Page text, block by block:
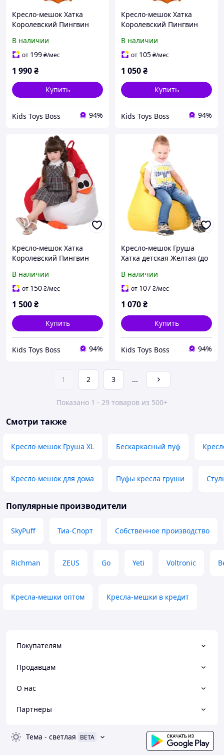
Кресло-мешок Хатка
Королевский Пингвин
В наличии
от 199₴/мес
1 990₴
Купить
Kids Toys Boss 94%
Кресло-мешок Хатка
Королевский Пингвин
лет)
В наличии
от 105₴/мес
1 050₴
Купить
Kids Toys Boss 94%
Кресло-мешок Хатка
Королевский Пингвин
(подростковый)
В наличии
от 150₴/мес
1 500₴
Купить
Kids Toys Boss 94%
Кресло-мешок Груша
Хатка детская Желтая (до
В наличии
от 107₴/мес
1 070₴
Купить
Kids Toys Boss 94%
1 2 3 ...
Показано 1 - 29 товаров из 500+
Смотри также
Кресло-мешок Груша XL Бескаркасный пуф
Кресло-мешок для дома Пуфы кресла груши
Популярные производители
SkyPuff Тиа-Спорт Собственное производство
Richman ZEUS Go Yeti Voltronic
Кресла-мешки оптом Кресла-мешки в кредит
Покупателям
Продавцам
О нас
Партнеры
Тема - светлая BETA